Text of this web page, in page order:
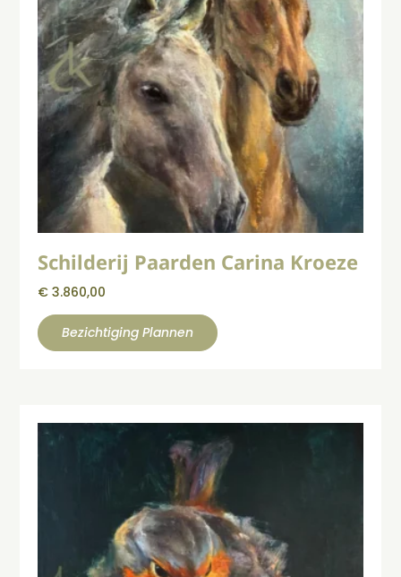
Schilderij Paarden Carina Kroeze
€ 3.860,00
Bezichtiging Plannen